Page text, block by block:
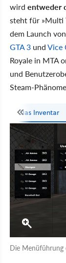
wird entweder
steht für »Multi
dem Launch
GTA 3 undVice
Royale in MTA
und
Steam-
Das Inventar
Die Menüführung